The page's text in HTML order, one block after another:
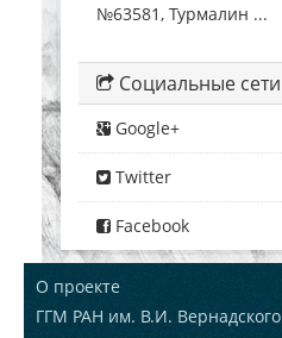
№63581, Турмалин ...
Социальные сети
Google+
Twitter
Facebook
О проекте
ГГМ РАН им. В.И. Вернадского